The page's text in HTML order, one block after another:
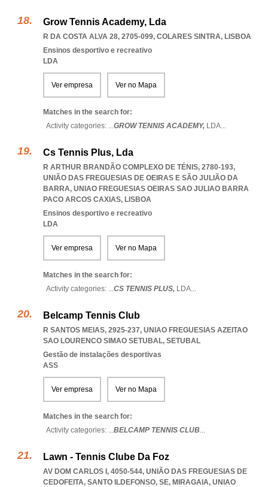
Grow Tennis Academy, Lda
R DA COSTA ALVA 28, 2705-099, COLARES SINTRA, LISBOA
Ensinos desportivo e recreativo
LDA
Ver empresa Ver no Mapa
Matches in the search for:
Activity categories: ...GROW TENNIS ACADEMY, LDA...
Cs Tennis Plus, Lda
R ARTHUR BRANDÃO COMPLEXO DE TÉNIS, 2780-193,
UNIÃO DAS FREGUESIAS DE OEIRAS E SÃO JULIÃO DA
BARRA, UNIAO FREGUESIAS OEIRAS SAO JULIAO BARRA
PACO ARCOS CAXIAS, LISBOA
Ensinos desportivo e recreativo
LDA
Ver empresa Ver no Mapa
Matches in the search for:
Activity categories: ...CS TENNIS PLUS, LDA...
Belcamp Tennis Club
R SANTOS MEIAS, 2925-237, UNIAO FREGUESIAS AZEITAO
SAO LOURENCO SIMAO SETUBAL, SETUBAL
Gestão de instalações desportivas
ASS
Ver empresa Ver no Mapa
Matches in the search for:
Activity categories: ...BELCAMP TENNIS CLUB...
Lawn - Tennis Clube Da Foz
AV DOM CARLOS I, 4050-544, UNIÃO DAS FREGUESIAS DE
CEDOFEITA, SANTO ILDEFONSO, SE, MIRAGAIA, UNIAO